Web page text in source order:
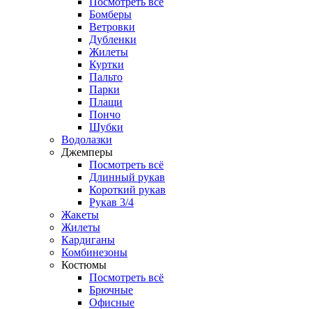
Бомберы
Ветровки
Дубленки
Жилеты
Куртки
Пальто
Парки
Плащи
Пончо
Шубки
Водолазки
Джемперы
Посмотреть всё
Длинный рукав
Короткий рукав
Рукав 3/4
Жакеты
Жилеты
Кардиганы
Комбинезоны
Костюмы
Посмотреть всё
Брючные
Офисные